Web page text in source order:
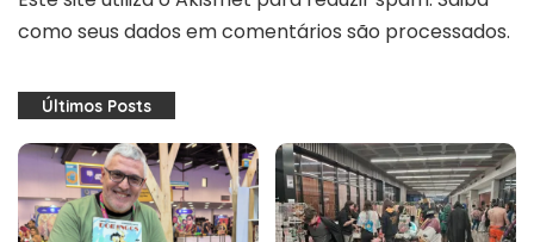
como seus dados em comentários são processados.
Últimos Posts